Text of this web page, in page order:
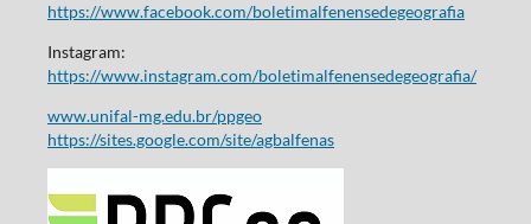
https://www.facebook.com/boletimalfenensedegeografia
Instagram:
https://www.instagram.com/boletimalfenensedegeografia/
www.unifal-mg.edu.br/ppgeo
https://sites.google.com/site/agbalfenas